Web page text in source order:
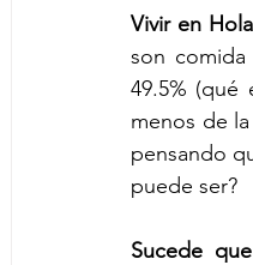
Vivir en
son comida
49.5% (qué
menos de
pensando
puede ser?
Sucede